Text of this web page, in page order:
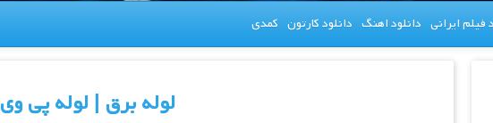
فیلم ایرانی دانلود اهنگ دانلود کارتون کمدی
لوله برق | لوله پی